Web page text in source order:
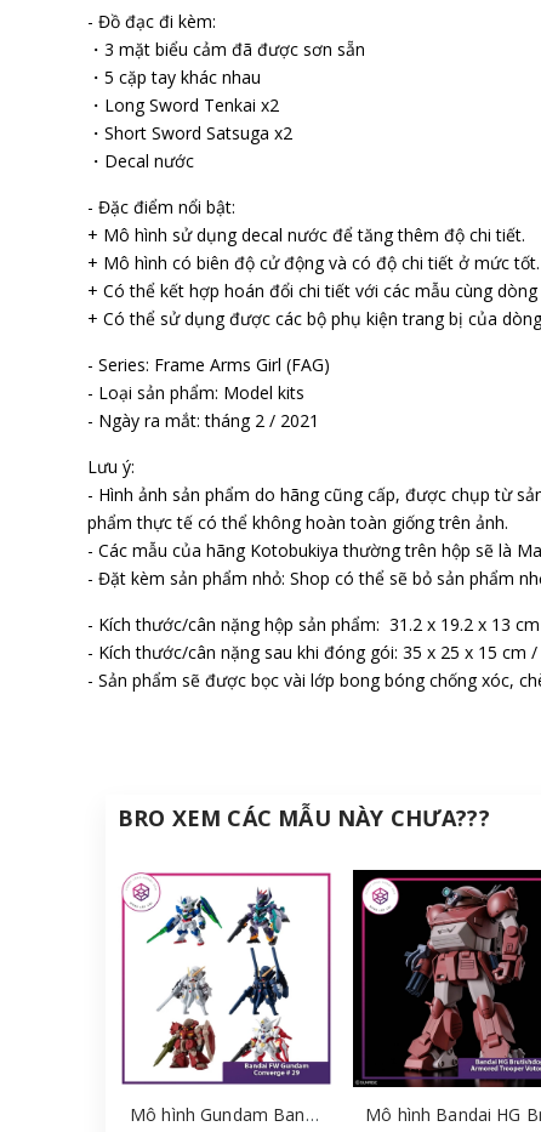
- Đồ đạc đi kèm:
・3 mặt biểu cảm đã được sơn sẵn
・5 cặp tay khác nhau
・Long Sword Tenkai x2
・Short Sword Satsuga x2
・Decal nước
- Đặc điểm nổi bật:
+ Mô hình sử dụng decal nước để tăng thêm độ chi tiết.
+ Mô hình có biên độ cử động và có độ chi tiết ở mức tốt.
+ Có thể kết hợp hoán đổi chi tiết với các mẫu cùng
+ Có thể sử dụng được các bộ phụ kiện trang bị của
- Series: Frame Arms Girl (FAG)
- Loại sản phẩm: Model kits
- Ngày ra mắt: tháng 2 / 2021
Lưu ý:
- Hình ảnh sản phẩm do hãng cũng cấp, được chụp từ
phẩm thực tế có thể không hoàn toàn giống trên ảnh.
- Các mẫu của hãng Kotobukiya thường trên hộp sẽ là
- Đặt kèm sản phẩm nhỏ: Shop có thể sẽ bỏ sản phẩm
- Kích thước/cân nặng hộp sản phẩm: 31.2 x 19.2 x 13
- Kích thước/cân nặng sau khi đóng gói: 35 x 25 x 15 cm
- Sản phẩm sẽ được bọc vài lớp bong bóng chống xóc,
BRO XEM CÁC MẪU NÀY CHƯA???
Mô hình Gundam Bandai FW Gundam Converge # 29 Full Set [GDB] [FCH]